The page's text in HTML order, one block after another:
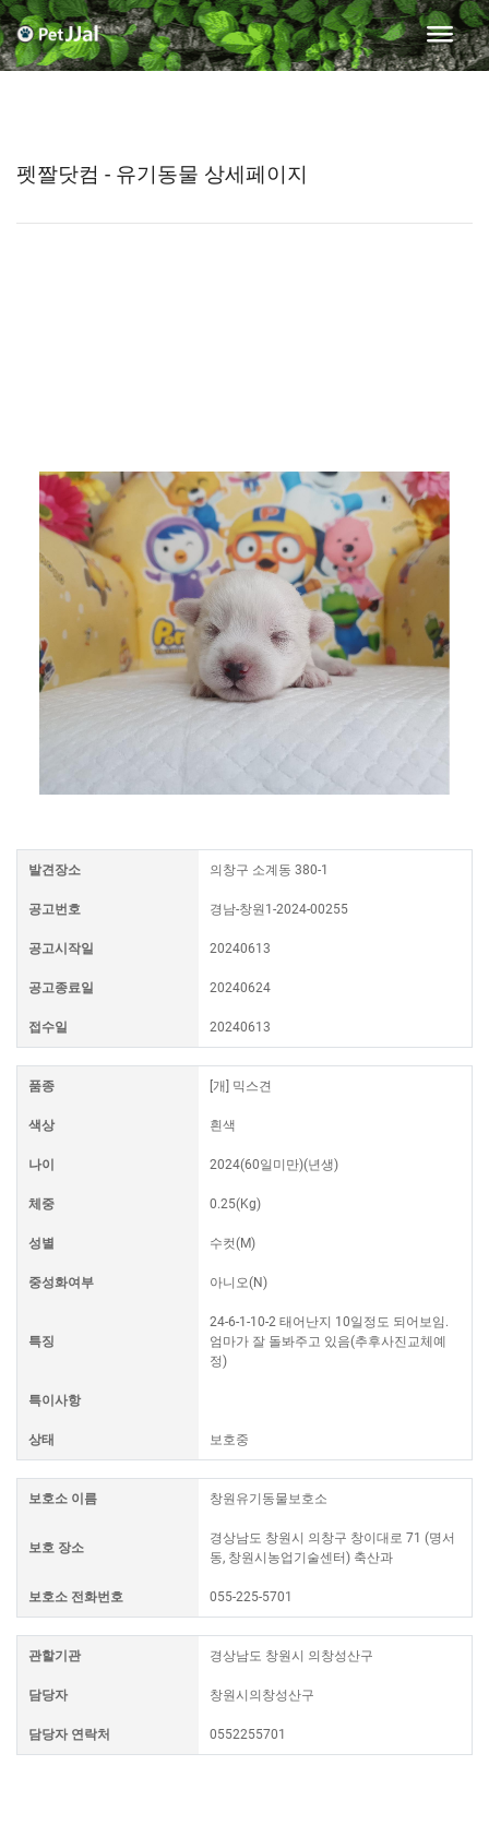
펫짤닷컴 - 유기동물 상세페이지
발견장소 의창구 소계동 380-1
공고번호 경남-창원1-2024-00255
공고시작일 20240613
공고종료일 20240624
접수일 20240613
품종 [개] 믹스견
색상 흰색
나이 2024(60일미만)(년생)
체중 0.25(Kg)
성별 수컷(M)
중성화여부 아니오(N)
특징
24-6-1-10-2 태어난지 10일정도 되어보임.
엄마가 잘 돌봐주고 있음(추후사진교체예
정)
특이사항
상태 보호중
보호소 이름 창원유기동물보호소
보호 장소
경상남도 창원시 의창구 창이대로 71 (명서
동, 창원시농업기술센터) 축산과
보호소 전화번호 055-225-5701
관할기관 경상남도 창원시 의창성산구
담당자 창원시의창성산구
담당자 연락처 0552255701